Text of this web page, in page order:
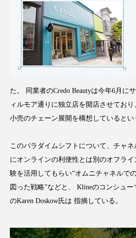
コネクテッド・ビューティ
コルチゾール サステナビリテ
サステナブル美容 サプライチ
サロン経営 サロン連略
スキンケア スキンケア 習慣
スキンケアルーティン ストレ
スマートウォッチ スマートパ
た。 同業者のCredo Beautyは今年6月に
ィルモア通りに独立店を開店させてお
小売のチェーン展開を構想しているとい
このパラダイムシフトについて、チャ
にオンラインの利便性とは別のオフラ
験を活用してもらい“オムニチャネルで
図った戦略”などと、 Klineのコンシュ
のKaren Doskow氏は 指摘している。